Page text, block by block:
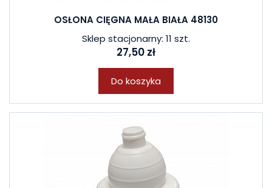
OSŁONA CIĘGNA MAŁA BIAŁA 48130
Sklep stacjonarny: 11 szt.
27,50 zł
Do koszyka